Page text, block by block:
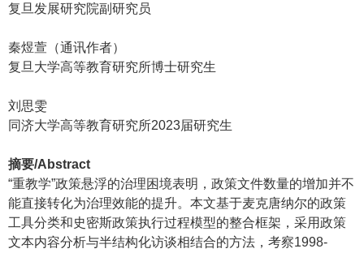
复旦发展研究院副研究员
秦煜萱（通讯作者）
复旦大学高等教育研究所博士研究生
刘思雯
同济大学高等教育研究所2023届研究生
摘要/Abstract
“重教学”政策悬浮的治理困境表明，政策文件数量的增加并不
能直接转化为治理效能的提升。本文基于麦克唐纳尔的政策
工具分类和史密斯政策执行过程模型的整合框架，采用政策
文本内容分析与半结构化访谈相结合的方法，考察1998-